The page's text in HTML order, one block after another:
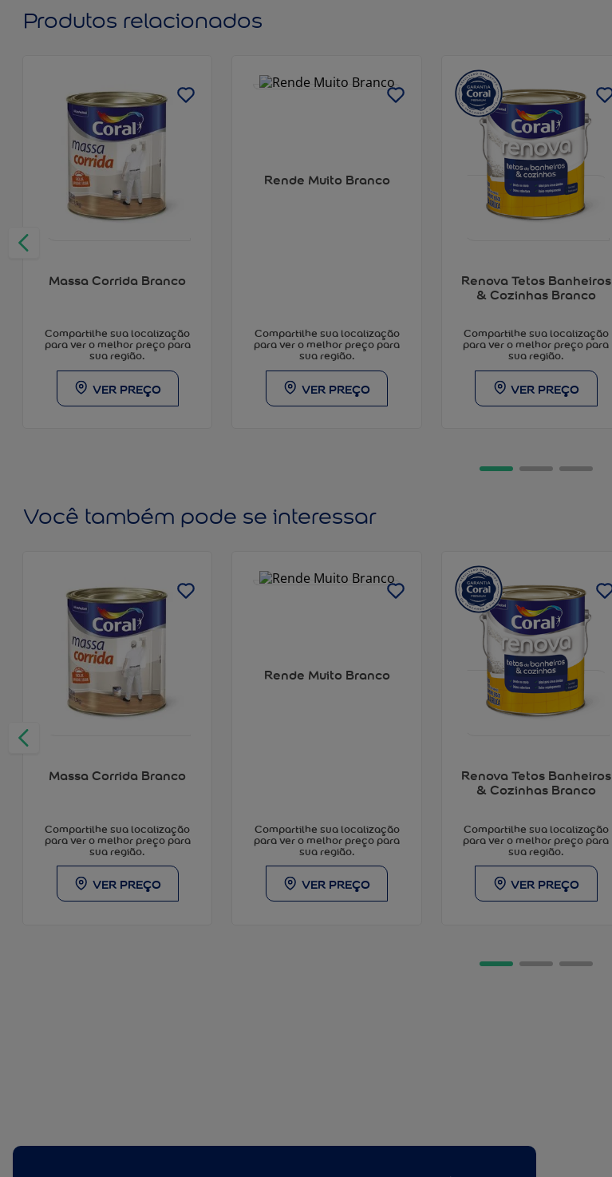
Produtos relacionados
Massa Corrida Branco
Compartilhe sua localização
para ver o melhor preço para
sua região.
VER PREÇO
Rende Muito Branco
Compartilhe sua localização
para ver o melhor preço para
sua região.
VER PREÇO
Renova Tetos Banheiros
& Cozinhas Branco
Compartilhe sua localização
para ver o melhor preço para
sua região.
VER PREÇO
Você também pode se interessar
Massa Corrida Branco
Compartilhe sua localização
para ver o melhor preço para
sua região.
VER PREÇO
Rende Muito Branco
Compartilhe sua localização
para ver o melhor preço para
sua região.
VER PREÇO
Renova Tetos Banheiros
& Cozinhas Branco
Compartilhe sua localização
para ver o melhor preço para
sua região.
VER PREÇO